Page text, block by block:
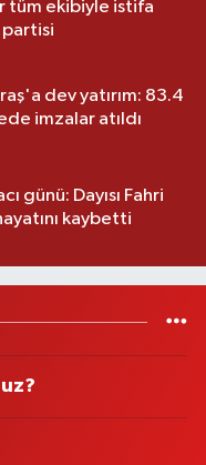
tüm ekibiyle istifa
dev yatırım: 83.4
imzalar atıldı
günü: Dayısı Fahri
kaybetti